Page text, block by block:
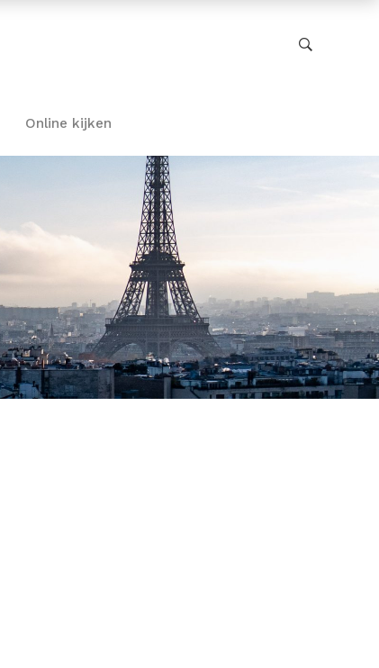
Online kijken